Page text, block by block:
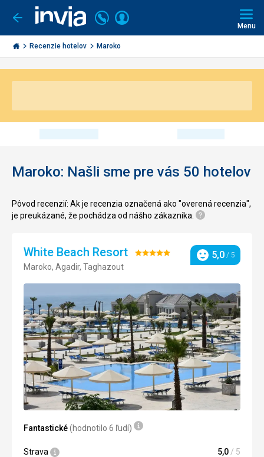
Ísť
späť
Invia.sk
Volajte
+421
2
3221
Prihlásiť
Menu
Recenzie hotelov Maroko
Maroko: Našli sme pre vás 50 hotelov
Pôvod recenzií: Ak je recenzia označená ako "overená recenzia",
je preukázané, že pochádza od nášho zákazníka.
White Beach Resort Hodnotenie:
Maroko, Agadir, Taghazout
Hodnotenie
5,0 / 5
Fantastické(hodnotilo 6 ľudí)
Strava 5,0 / 5